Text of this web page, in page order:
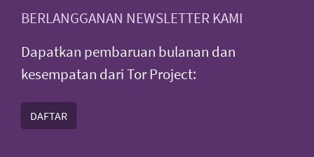
BERLANGGANAN NEWSLETTER KAMI
Dapatkan pembaruan bulanan dan
kesempatan dari Tor Project:
DAFTAR